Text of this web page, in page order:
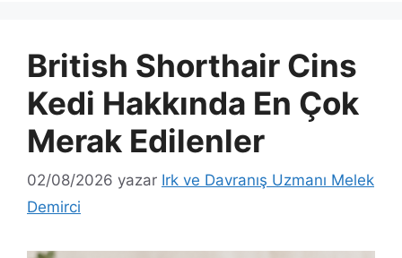
British Shorthair Cins
Kedi Hakkında En Çok
Merak Edilenler
02/08/2026 yazar Irk ve Davranış Uzmanı Melek
Demirci